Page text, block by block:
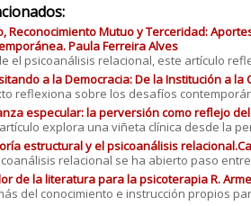
Reconocimiento Mutuo y Terceridad:
Paula Ferreira Alves
el psicoanálisis relacional, este artículo
a la Democracia: De la Institución a
reflexiona sobre los desafíos
especular: la perversión como reflejo
explora una viñeta clínica desde la
estructural y el psicoanálisis
relacional se ha abierto paso
de la literatura para la psicoterapia R.
del conocimiento e instrucción propios